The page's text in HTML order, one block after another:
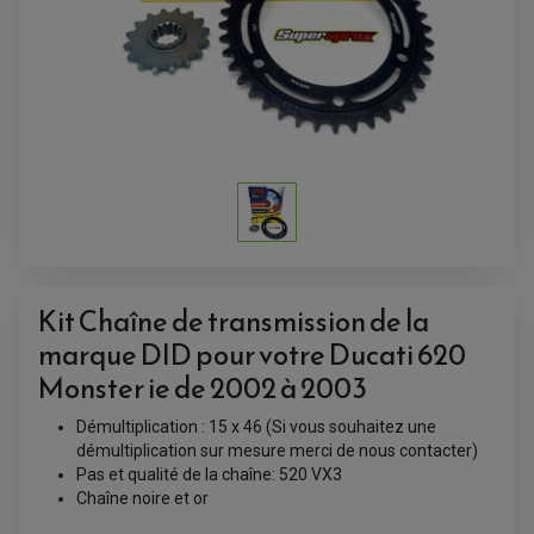
ACCESSOIRES QUAD
ACCESSOIRES ANODISES POUR QUAD
BOUCHON DE RÉSERVOIR QUAD
KIT DÉCO QUAD / SSV
KIT POIGNÉE DE GAZ QUAD
POIGNÉE QUAD
PROTÈGE-MAINS
PONTETS / REHAUSSES DE GUIDON
Kit Chaîne de transmission de la
marque DID pour votre Ducati 620
Monster ie de 2002 à 2003
Démultiplication : 15 x 46 (Si vous souhaitez une
démultiplication sur mesure merci de nous contacter)
Pas et qualité de la chaîne: 520 VX3
Chaîne noire et or